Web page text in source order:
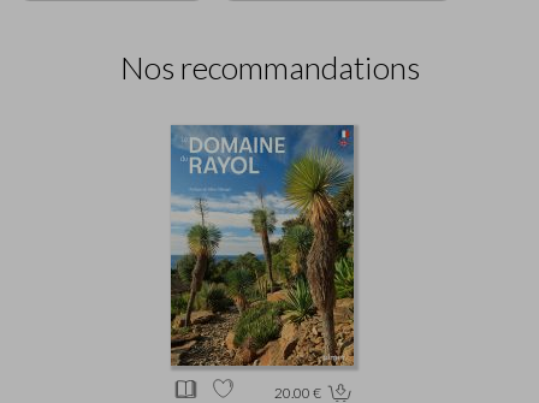
Nos recommandations
20.00 €